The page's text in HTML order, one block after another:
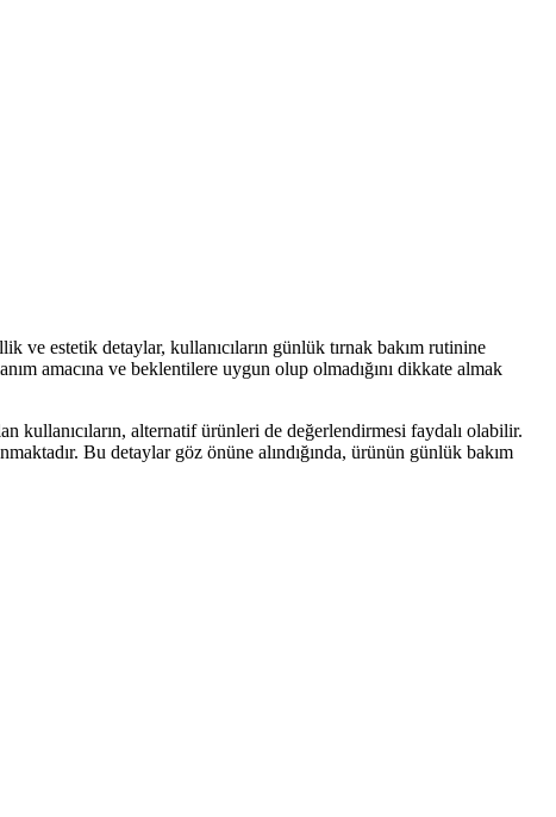
ve estetik detaylar, kullanıcıların günlük tırnak bakım rutinine
amacına ve beklentilere uygun olup olmadığını dikkate almak
kullanıcıların, alternatif ürünleri de değerlendirmesi faydalı olabilir.
Bu detaylar göz önüne alındığında, ürünün günlük bakım